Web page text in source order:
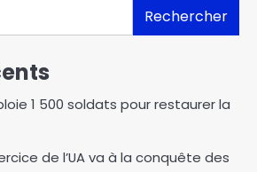
Rechercher
1 500 soldats pour restaurer la
de l’UA va à la conquête des